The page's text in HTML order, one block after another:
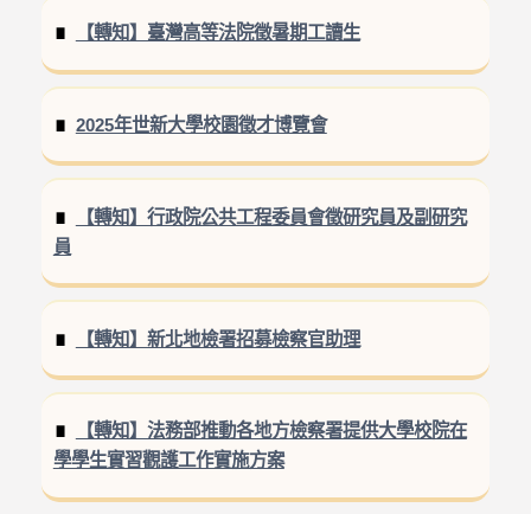
【轉知】臺灣高等法院徵暑期工讀生
2025年世新大學校園徵才博覽會
【轉知】行政院公共工程委員會徵研究員及副研究
員
【轉知】新北地檢署招募檢察官助理
【轉知】法務部推動各地方檢察署提供大學校院在
學學生實習觀護工作實施方案